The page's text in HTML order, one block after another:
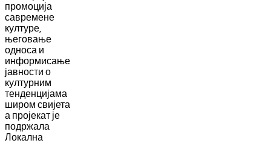
промоција
савремене
културе,
његовање
односа и
информисање
јавности о
културним
тенденцијама
широм свијета
а пројекат је
подржала
Локална